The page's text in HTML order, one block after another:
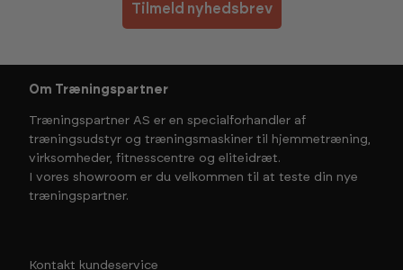
Tilmeld nyhedsbrev
Om Træningspartner
Træningspartner AS er en specialforhandler af
træningsudstyr og træningsmaskiner til hjemmetræning,
virksomheder, fitnesscentre og eliteidræt.
I vores showroom er du velkommen til at teste din nye
træningspartner.
Kontakt kundeservice